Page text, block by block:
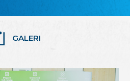
GALERI